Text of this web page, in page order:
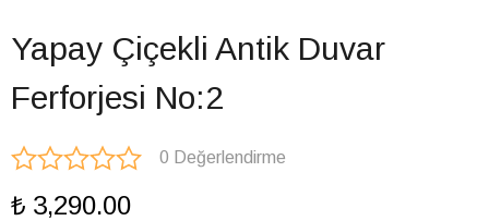
Yapay Çiçekli Antik Duvar
Ferforjesi No:2
0 Değerlendirme
₺ 3,290.00